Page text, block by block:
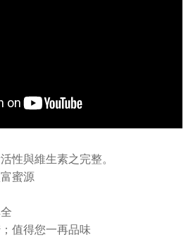
性與維生素之完整。
蜜源
值得您一再品味